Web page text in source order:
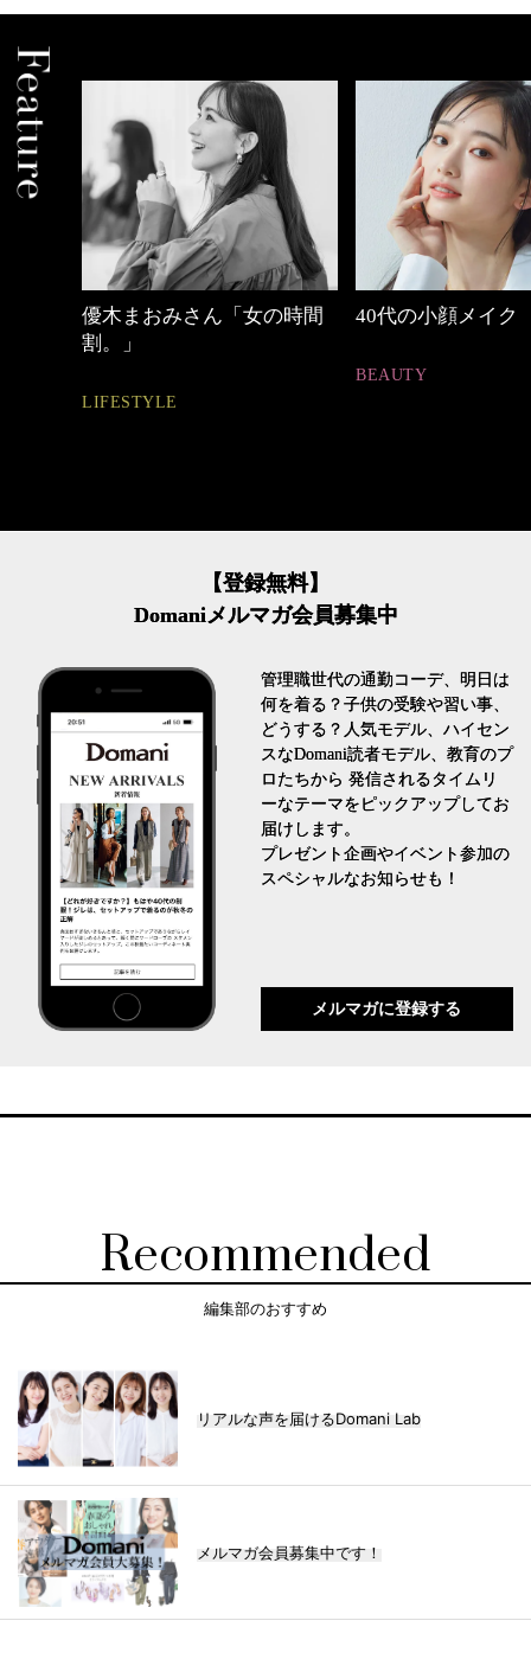
40代の小顔メイク
心地よくいられる
【登録無料】
Domaniメルマガ会員募集中
管理職世代の通勤コーデ、明日は
何を着る？子供の受験や習い事、
どうする？人気モデル、ハイセン
スなDomani読者モデル、教育のプ
ロたちから 発信されるタイムリ
ーなテーマをピックアップしてお
届けします。
プレゼント企画やイベント参加の
スペシャルなお知らせも！
メルマガに登録する
Recommended
編集部のおすすめ
リアルな声を届けるDomani Lab
メルマガ会員募集中です！